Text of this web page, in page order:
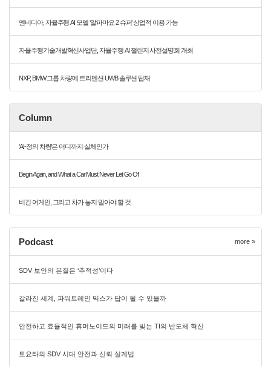
엔비디아, 자율주행 AI 모델 ‘알파마요 2 슈퍼’ 상업적 이용 가능
자율주행기술개발혁신사업단, 자율주행 AI 챌린지 사전설명회 개최
NXP, BMW 그룹 차량에 트리멘션 UWB 솔루션 탑재
Column
'AI-정의 차량'은 어디까지 실체인가
Begin Again, and What a Car Must Never Let Go Of
비긴 어게인, 그리고 차가 놓지 말아야 할 것
Podcast more »
SDV 보안의 본질은 ‘추적성’이다
갈라진 세계, 파워트레인 믹스가 답이 될 수 있을까
안전하고 효율적인 휴머노이드의 미래를 빚는 TI의 반도체 혁신
토요타의 SDV 시대 안전과 신뢰 설계법